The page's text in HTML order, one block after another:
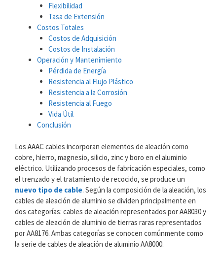
Flexibilidad
Tasa de Extensión
Costos Totales
Costos de Adquisición
Costos de Instalación
Operación y Mantenimiento
Pérdida de Energía
Resistencia al Flujo Plástico
Resistencia a la Corrosión
Resistencia al Fuego
Vida Útil
Conclusión
Los AAAC cables incorporan elementos de aleación como
cobre, hierro, magnesio, silicio, zinc y boro en el aluminio
eléctrico. Utilizando procesos de fabricación especiales, como
el trenzado y el tratamiento de recocido, se produce un
nuevo tipo de cable. Según la composición de la aleación, los
cables de aleación de aluminio se dividen principalmente en
dos categorías: cables de aleación representados por AA8030 y
cables de aleación de aluminio de tierras raras representados
por AA8176. Ambas categorías se conocen comúnmente como
la serie de cables de aleación de aluminio AA8000.